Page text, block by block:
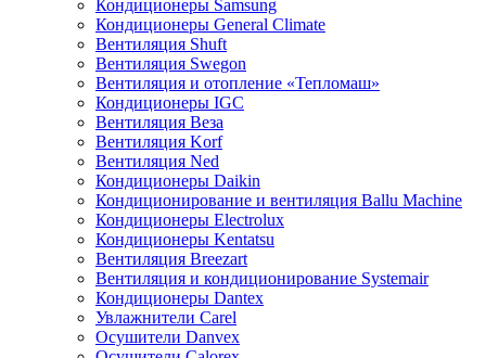
Кондиционеры Samsung
Кондиционеры General Climate
Вентиляция Shuft
Вентиляция Swegon
Вентиляция и отопление «Тепломаш»
Кондиционеры IGC
Вентиляция Веза
Вентиляция Korf
Вентиляция Ned
Кондиционеры Daikin
Кондиционирование и вентиляция Ballu Machine
Кондиционеры Electrolux
Кондиционеры Kentatsu
Вентиляция Breezart
Вентиляция и кондиционирование Systemair
Кондиционеры Dantex
Увлажнители Carel
Осушители Danvex